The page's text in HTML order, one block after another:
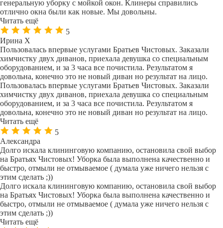
генеральную уборку с мойкой окон. Клинеры справились
отлично окна были как новые. Мы довольны.
Читать ещё
5
Ирина Х
Пользовалась впервые услугами Братьев Чистовых. Заказали
химчистку двух диванов, приехала девушка со специальным
оборудованием, и за 3 часа все почистила. Результатом я
довольна, конечно это не новый диван но результат на лицо.
Пользовалась впервые услугами Братьев Чистовых. Заказали
химчистку двух диванов, приехала девушка со специальным
оборудованием, и за 3 часа все почистила. Результатом я
довольна, конечно это не новый диван но результат на лицо.
Читать ещё
5
Александра
Долго искала клининговую компанию, остановила свой выбор
на Братьях Чистовых! Уборка была выполнена качественно и
быстро, отмыли не отмываемое ( думала уже ничего нельзя с
этим сделать ;))
Долго искала клининговую компанию, остановила свой выбор
на Братьях Чистовых! Уборка была выполнена качественно и
быстро, отмыли не отмываемое ( думала уже ничего нельзя с
этим сделать ;))
Читать ещё